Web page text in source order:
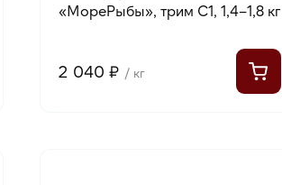
«МореРыбы», трим С1, 1,4–1,8 кг
2 040 ₽ / кг